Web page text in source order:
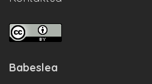
Babeslea